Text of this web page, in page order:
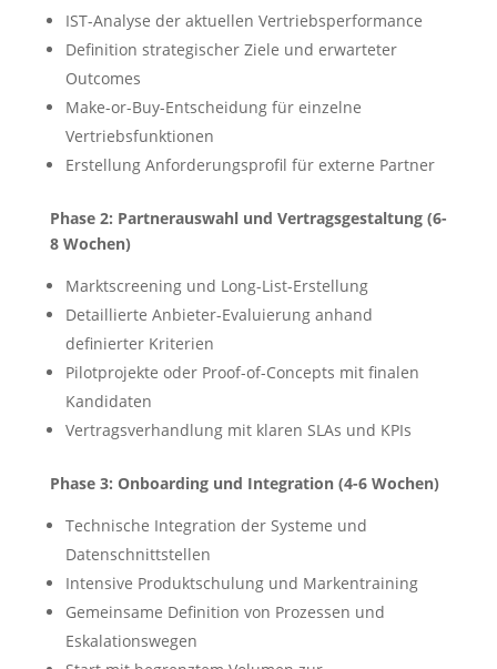
IST-Analyse der aktuellen Vertriebsperformance
Definition strategischer Ziele und erwarteter
Outcomes
Make-or-Buy-Entscheidung für einzelne
Vertriebsfunktionen
Erstellung Anforderungsprofil für externe Partner
Phase 2: Partnerauswahl und Vertragsgestaltung (6-
8 Wochen)
Marktscreening und Long-List-Erstellung
Detaillierte Anbieter-Evaluierung anhand
definierter Kriterien
Pilotprojekte oder Proof-of-Concepts mit finalen
Kandidaten
Vertragsverhandlung mit klaren SLAs und KPIs
Phase 3: Onboarding und Integration (4-6 Wochen)
Technische Integration der Systeme und
Datenschnittstellen
Intensive Produktschulung und Markentraining
Gemeinsame Definition von Prozessen und
Eskalationswegen